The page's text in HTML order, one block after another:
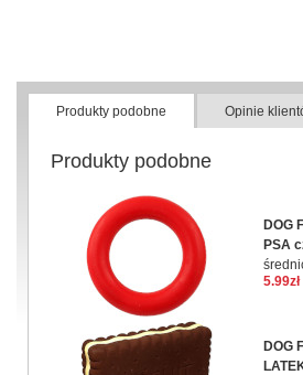
Produkty podobne Opinie
Produkty podobne
DOG
PSA
5.99zł
DOG